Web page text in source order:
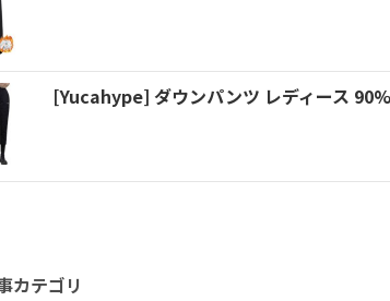
[Yucahype] ダウンパンツ レディース
カテゴリ